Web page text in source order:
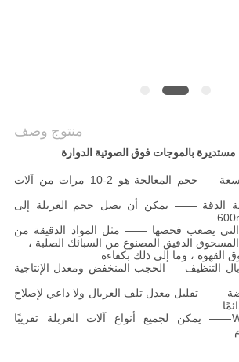
منتوج وصف
مستديرة بالموجات فوق الصوتية الدوارة
زيادة هائلة في السعة — حجم المعالجة هو 2-10 مرات من آلات
الدقة —— يمكن أن يصل حجم الغربلة إلى
التي يصعب فحصها —— مثل المواد الدقيقة من
المسحوق الدقيق المصنوع من السبائك الصلبة ،
، وما إلى ذلك بكفاءة
التنظيف — الحجب المنخفض ومعدل الإنتاجية
—— تقليل معدل تلف الغربال ولا داعي لإصلاح
تطبيق Wideapplic—— يمكن لجميع أنواع آلات الغربلة تقريبًا